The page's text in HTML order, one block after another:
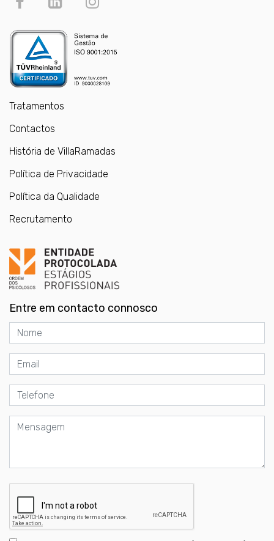
Tratamentos
Contactos
História de VillaRamadas
Política de Privacidade
Política da Qualidade
Recrutamento
Entre em contacto connosco